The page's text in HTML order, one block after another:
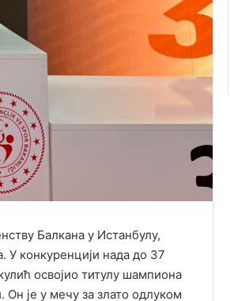
Балкана у Истанбулу,
У конкуренцији нада до 37
освојио титулу шампиона
Он је у мечу за злато одлуком